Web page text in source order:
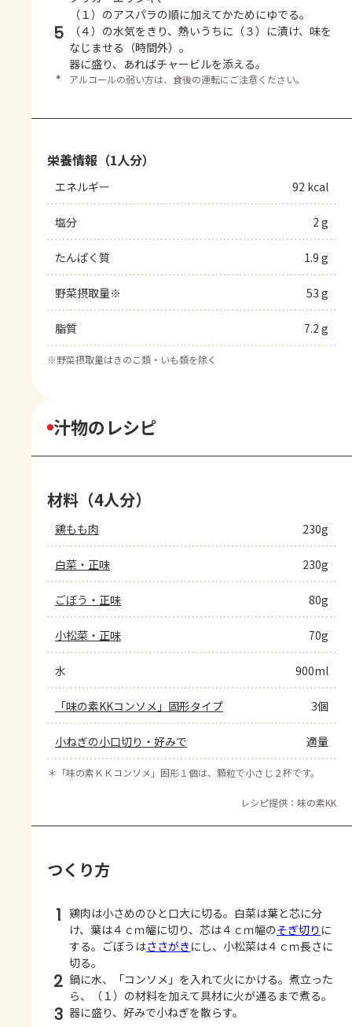
（１）のアスパラの順に加えてかためにゆでる。
5
（４）の水気をきり、熱いうちに（３）に漬け、味を
なじませる（時間外）。
器に盛り、あればチャービルを添える。
＊ アルコールの弱い方は、食後の運転にご注意ください。
栄養情報（1人分）
エネルギー 92 kcal
塩分 2 g
たんぱく質 1.9 g
野菜摂取量※ 53 g
脂質 7.2 g
※野菜摂取量はきのこ類・いも類を除く
汁物のレシピ
材料（4人分）
鶏もも肉 230g
白菜・正味 230g
ごぼう・正味 80g
小松菜・正味 70g
水 900ml
「味の素KKコンソメ」固形タイプ 3個
小ねぎの小口切り・好みで 適量
＊ 「味の素ＫＫコンソメ」固形１個は、顆粒で小さじ２杯です。
レシピ提供：味の素KK
つくり方
1 鶏肉は小さめのひと口大に切る。白菜は葉と芯に分
け、葉は４ｃｍ幅に切り、芯は４ｃｍ幅のそぎ切り に
する。ごぼうはささがきにし、小松菜は４ｃｍ長さに
切る。
2 鍋に水、「コンソメ」を入れて火にかける。煮立った
ら、（１）の材料を加えて具材に火が通るまで煮る。
3 器に盛り、好みで小ねぎを散らす。